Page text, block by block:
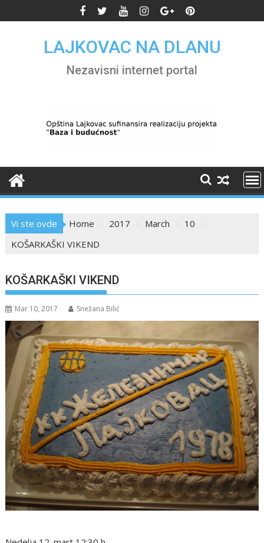
to
LAJKOVAC NA DLANU
Nezavisni internet portal
Vi ste ovde Home 2017 March
10
KOŠARKAŠKI VIKEND
KOŠARKAŠKI VIKEND
Mar 10, 2017 Snežana Bilić